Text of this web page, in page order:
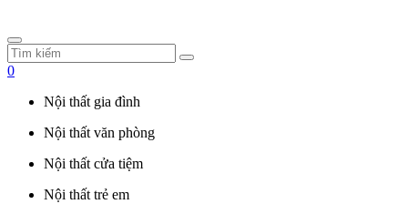
0
Nội thất gia đình
Nội thất văn phòng
Nội thất cửa tiệm
Nội thất trẻ em